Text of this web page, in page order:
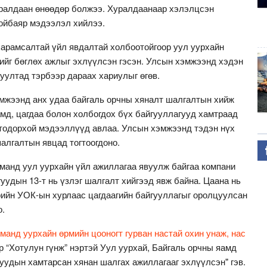
өнөөдөр болжээ. Хуралдаанаар хэлэлцсэн
мэдээлэл хийлээ.
үйл явдалтай холбоотойгоор уул уурхайн
бөглөх ажлыг эхлүүлсэн гэсэн. Улсын хэмжээнд хэдэн
тэрбээр дараах хариулыг өгөв.
анх удаа байгаль орчны хяналт шалгалтын хийж
цагдаа болон холбогдох бүх байгууллагууд хамтраад
мэдээллүүд авлаа. Улсын хэмжээнд тэдэн нүх
явцад тогтоогдоно.
уул уурхайн үйл ажиллагаа явуулж байгаа компани
13-т нь үзлэг шалгалт хийгээд явж байна. Цаана нь
УОК-ын хурлаас цагдаагийн байгууллагыг оролцуулсан
уурхайн өрмийн цооногт гурван настай охин унаж, нас
гүнж” нэртэй Уул уурхай, Байгаль орчны яамд
хамтарсан хянан шалгах ажиллагааг эхлүүлсэн" гэв.